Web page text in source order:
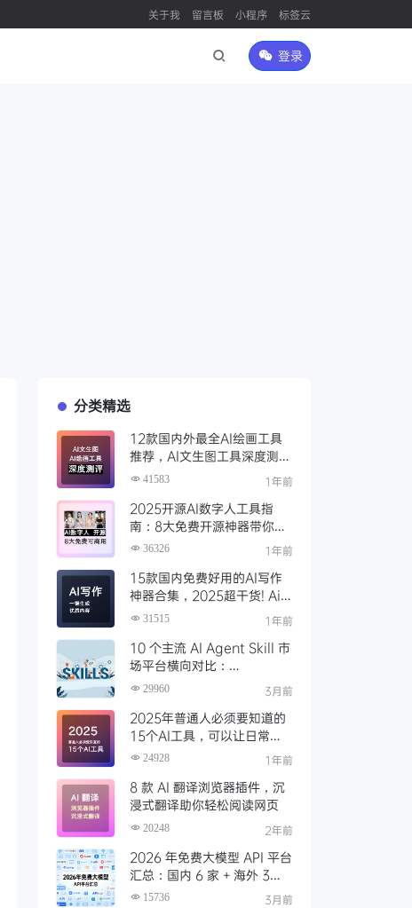
关于我 留言板 小程序 标签云
登录
分类精选
12款国内外最全AI绘画工具
推荐，AI文生图工具深度测评
与场景化对比
41583 1年前
2025开源AI数字人工具指
南：8大免费开源神器带你免
费解锁可商用的AI数字人
36326 1年前
15款国内免费好用的AI写作
神器合集，2025超干货! Ai
写作工具推荐，支持论文长文
31515 1年前
10 个主流 AI Agent Skill 市
场平台横向对比：
Clawhub、Skillsmp、
29960 3月前
2025年普通人必须要知道的
15个AI工具，可以让日常工
作效率大幅度提升
24928 1年前
8 款 AI 翻译浏览器插件，沉
浸式翻译助你轻松阅读网页
20248 2年前
2026 年免费大模型 API 平台
汇总：国内 6 家 + 海外 3
家，零成本调用顶级模型
15736 3月前